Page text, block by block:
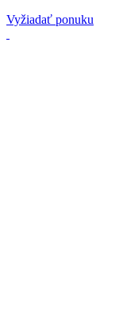
Vyžiadať ponuku